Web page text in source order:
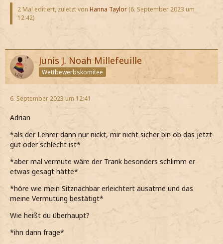
2 Mal editiert, zuletzt von Hanna Taylor (6. September 2023 um
12:42)
Junis J. Noah Millefeuille
Wettbewerbskomitee
6. September 2023 um 12:41
Adrian
*als der Lehrer dann nur nickt, mir nicht sicher bin ob das jetzt
gut oder schlecht ist*
*aber mal vermute wäre der Trank besonders schlimm er
etwas gesagt hätte*
*höre wie mein Sitznachbar erleichtert ausatme und das
meine Vermutung bestätigt*
Wie heißt du überhaupt?
*ihn dann frage*